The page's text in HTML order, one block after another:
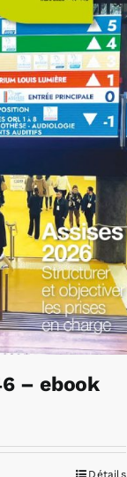
– ebook
Détails